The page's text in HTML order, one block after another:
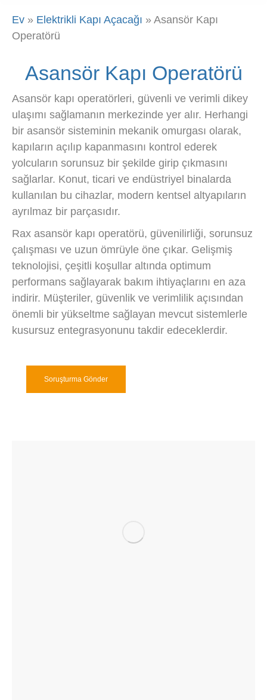
Ev » Elektrikli Kapı Açacağı » Asansör Kapı
Operatörü
Asansör Kapı Operatörü
Asansör kapı operatörleri, güvenli ve verimli dikey
ulaşımı sağlamanın merkezinde yer alır. Herhangi
bir asansör sisteminin mekanik omurgası olarak,
kapıların açılıp kapanmasını kontrol ederek
yolcuların sorunsuz bir şekilde girip çıkmasını
sağlarlar. Konut, ticari ve endüstriyel binalarda
kullanılan bu cihazlar, modern kentsel altyapıların
ayrılmaz bir parçasıdır.
Rax asansör kapı operatörü, güvenilirliği, sorunsuz
çalışması ve uzun ömrüyle öne çıkar. Gelişmiş
teknolojisi, çeşitli koşullar altında optimum
performans sağlayarak bakım ihtiyaçlarını en aza
indirir. Müşteriler, güvenlik ve verimlilik açısından
önemli bir yükseltme sağlayan mevcut sistemlerle
kusursuz entegrasyonunu takdir edeceklerdir.
Soruşturma Gönder